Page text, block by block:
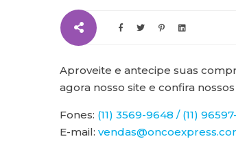
Aproveite e antecipe suas
agora nosso site e confira
Fones: (11) 3569-9648 / (11)
E-mail: